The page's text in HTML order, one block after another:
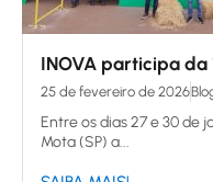
INOVA participa da
25 de fevereiro de 2026
Entre os dias 27 e 30 de
Mota (SP) a...